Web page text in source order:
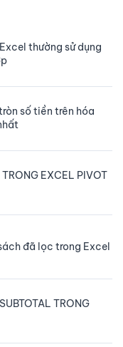
thường sử dụng
số tiền trên hóa
EXCEL PIVOT
đã lọc trong Excel
TRONG